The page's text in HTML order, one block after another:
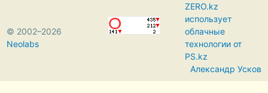
© 2002–2026
Neolabs
ZERO.kz
использует
облачные
технологии от
PS.kz
Александр Усков